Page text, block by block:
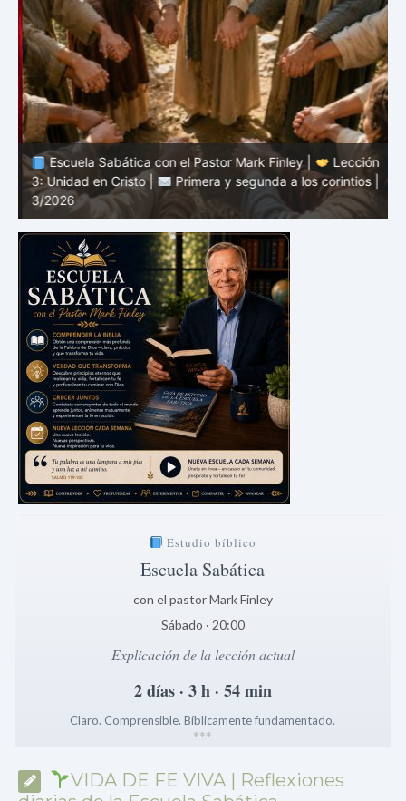
Escuela Sabática con el Pastor Mark Finley |
Lección
3: Unidad en Cristo |
Primera y segunda a los corintios |
3/2026
Estudio bíblico
Escuela Sabática
con el pastor Mark Finley
Sábado · 20:00
Explicación de la lección actual
2 días · 3 h · 54 min
Claro. Comprensible. Bíblicamente fundamentado.
***
VIDA DE FE VIVA | Reflexiones